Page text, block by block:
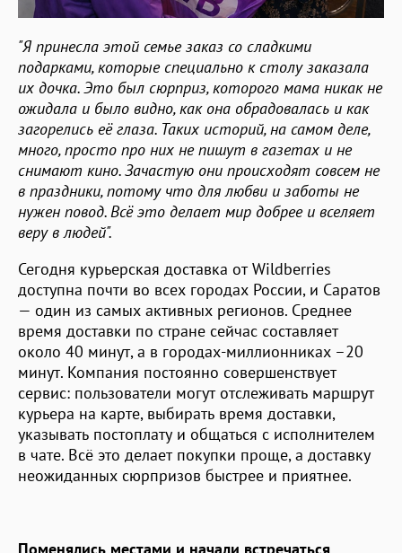
"Я принесла этой семье заказ со сладкими
подарками, которые специально к столу заказала
их дочка. Это был сюрприз, которого мама никак не
ожидала и было видно, как она обрадовалась и как
загорелись её глаза. Таких историй, на самом деле,
много, просто про них не пишут в газетах и не
снимают кино. Зачастую они происходят совсем не
в праздники, потому что для любви и заботы не
нужен повод. Всё это делает мир добрее и вселяет
веру в людей".
Сегодня курьерская доставка от Wildberries
доступна почти во всех городах России, и Саратов
— один из самых активных регионов. Среднее
время доставки по стране сейчас составляет
около 40 минут, а в городах-миллионниках –20
минут. Компания постоянно совершенствует
сервис: пользователи могут отслеживать маршрут
курьера на карте, выбирать время доставки,
указывать постоплату и общаться с исполнителем
в чате. Всё это делает покупки проще, а доставку
неожиданных сюрпризов быстрее и приятнее.